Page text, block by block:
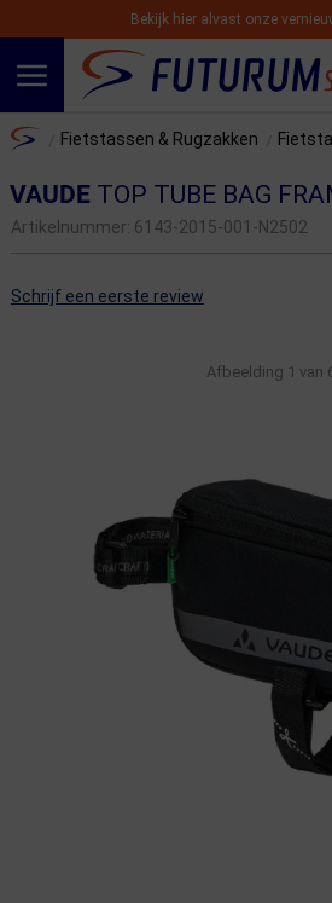
Bekijk hier alvast onze
Home Fietstassen & Rugzakken
VAUDETOP TUBE BAG
Artikelnummer: 6143-2015-001-N2502
Schrijf een eerste review
Afbeelding 1 van